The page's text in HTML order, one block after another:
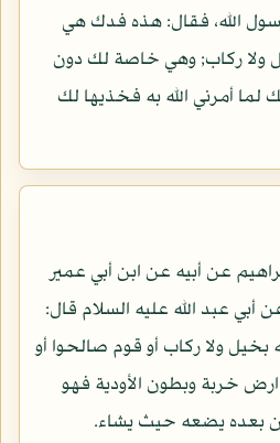
الله، فقال: هذه فدك هي
ولا ركاب; وهي خاصة لك دون
أمرني الله به فخذيها لك
عن أبيه عن ابن أبي عمير
عبد الله عليه السلام قال:
بخيل ولا ركاب أو قوم صالحوا أو
خربة وبطون الأودية فهو
بعده يضعه حيث يشاء.